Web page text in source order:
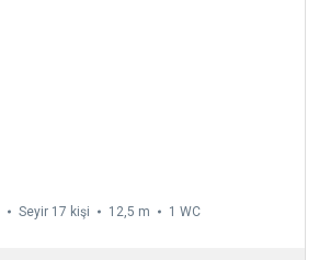
Seyir 17 kişi 12,5 m 1 WC